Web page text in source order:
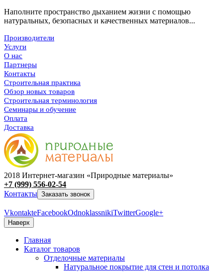
Наполните пространство дыханием жизни с помощью
натуральных, безопасных и качественных материалов...
Производители
Услуги
О нас
Партнеры
Контакты
Строительная практика
Обзор новых товаров
Строительная терминология
Семинары и обучение
Оплата
Доставка
2018 Интернет-магазин «Природные материалы»
+7 (999) 556-02-54
Контакты Заказать звонок
VkontakteFacebookOdnoklassnikiTwitterGoogle+
Наверх
Главная
Каталог товаров
Отделочные материалы
Натуральное покрытие для стен и потолка